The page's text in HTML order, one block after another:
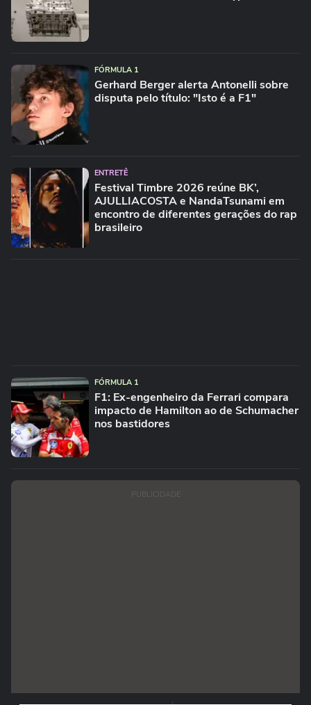
FÓRMULA 1
Gerhard Berger alerta Antonelli sobre
disputa pelo título: "Isto é a F1"
ENTRETÊ
Festival Timbre 2026 reúne BK’,
AJULLIACOSTA e NandaTsunami em
encontro de diferentes gerações do rap
brasileiro
FÓRMULA 1
F1: Ex-engenheiro da Ferrari compara
impacto de Hamilton ao de Schumacher
nos bastidores
PUBLICIDADE